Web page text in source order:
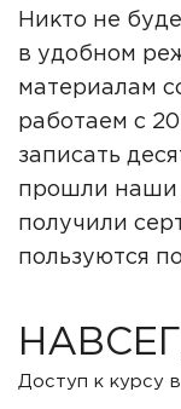
Никто не
в удобном
материалам
работаем с
записать
прошли наши
получили
пользуются
Доступ к курсу